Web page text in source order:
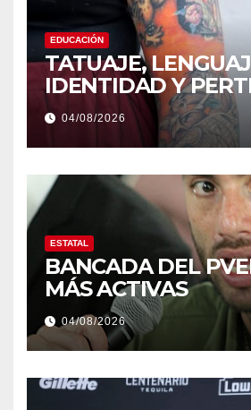
EDUCACIÓN
TATUAJE,
IDENTIDAD Y
04/08/2026
ESTATAL
BANCADA DEL
MÁS ACTIVAS
04/08/2026